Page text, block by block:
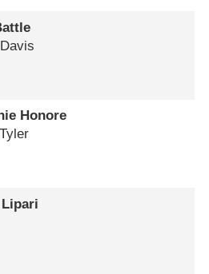
Honore